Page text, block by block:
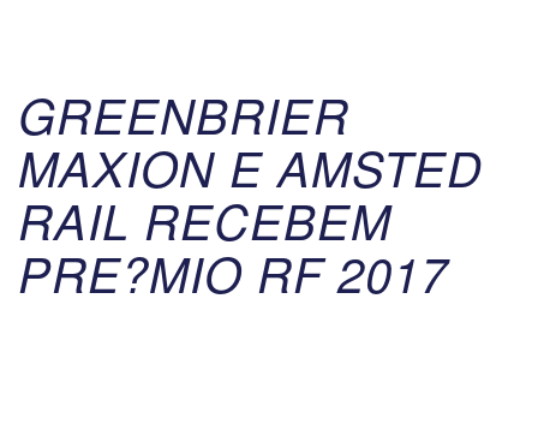
GREENBRIER
MAXION E AMSTED
RAIL RECEBEM
PRE?MIO RF 2017